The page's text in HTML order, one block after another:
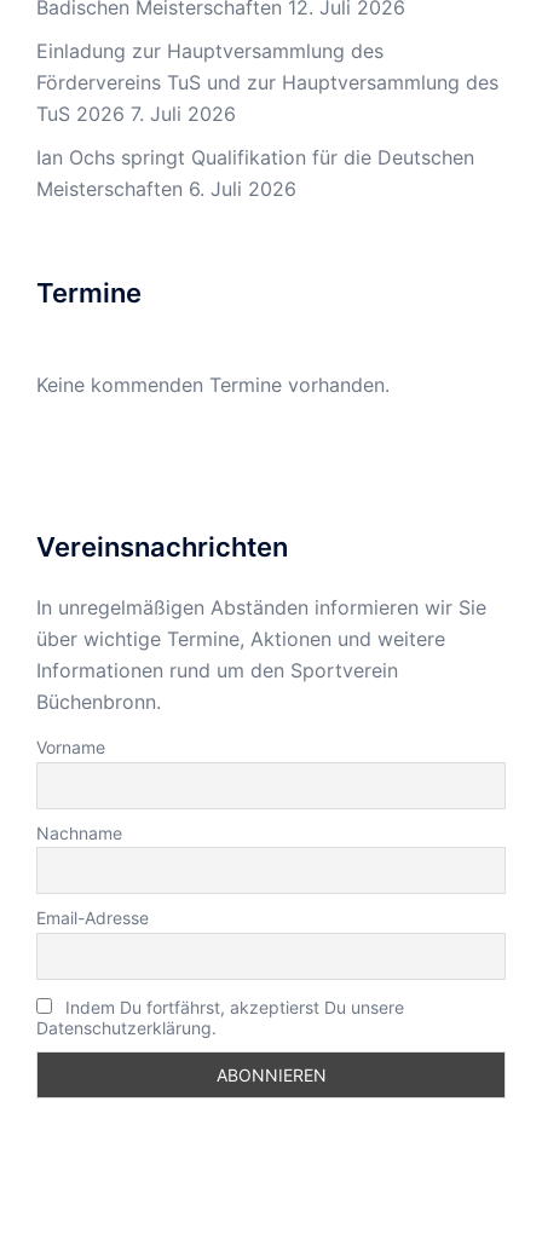
Badischen Meisterschaften 12. Juli 2026
Einladung zur Hauptversammlung des
Fördervereins TuS und zur Hauptversammlung des
TuS 2026 7. Juli 2026
Ian Ochs springt Qualifikation für die Deutschen
Meisterschaften 6. Juli 2026
Termine
Keine kommenden Termine vorhanden.
Vereinsnachrichten
In unregelmäßigen Abständen informieren wir Sie
über wichtige Termine, Aktionen und weitere
Informationen rund um den Sportverein
Büchenbronn.
Vorname
Nachname
Email-Adresse
Indem Du fortfährst, akzeptierst Du unsere
Datenschutzerklärung.